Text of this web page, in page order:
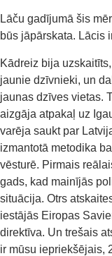
Lāču gadījumā šis
būs jāpārskata. Lācis
Kādreiz bija
jaunie dzīvnieki, un
jaunas dzīves vietas.
aizgāja atpakaļ uz
varēja saukt par
izmantotā metodika
vēsturē. Pirmais
gads, kad mainījās
situācija. Otrs
iestājās Eiropas
direktīva. Un trešais
ir mūsu iepriekšējais,